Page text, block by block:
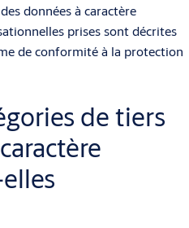
données à caractère
prises sont décrites
de conformité à la protection
de tiers